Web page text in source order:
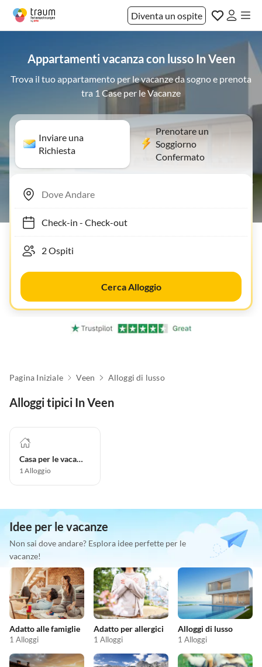
Diventa un ospite
Appartamenti vacanza con lusso In Veen
Trova il tuo appartamento per le vacanze da sogno e prenota
tra 1 Case per le Vacanze
Inviare una
Richiesta
Prenotare un
Soggiorno
Confermato
Check-in- Check-out
Cerca Alloggio
Pagina Iniziale Veen Alloggi di lusso
Alloggi tipici In Veen
Casa per le vacanze
1Alloggio
Idee per le vacanze
Non sai dove andare? Esplora idee perfette per le
vacanze!
Adatto alle famiglie
1 Alloggi
Adatto per allergici
1 Alloggi
Alloggi di lusso
1 Alloggi